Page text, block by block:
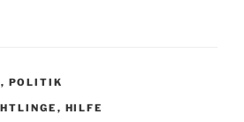
, POLITIK
, HILFE